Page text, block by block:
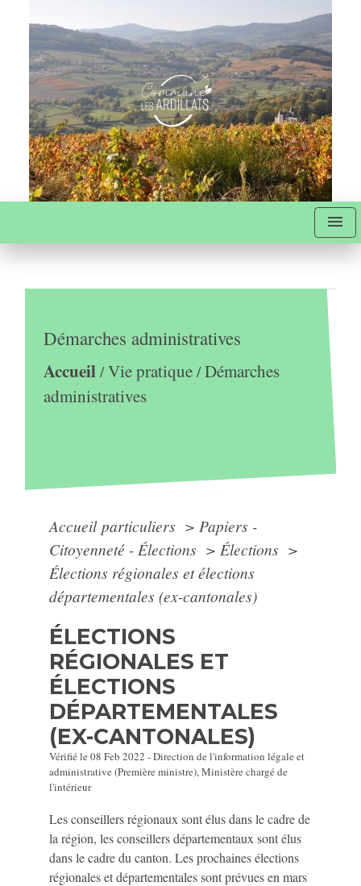
menu
Démarches administratives
Accueil/Vie pratique/Démarches
administratives
Accueil particuliers > Papiers -
Citoyenneté - Élections > Élections >
Élections régionales et élections
départementales (ex-cantonales)
ÉLECTIONS
RÉGIONALES ET
ÉLECTIONS
DÉPARTEMENTALES
(EX-CANTONALES)
Vérifié le 08 Feb 2022 - Direction de l'information légale et
administrative (Première ministre), Ministère chargé de
l'intérieur
Les conseillers régionaux sont élus dans le cadre de
la région, les conseillers départementaux sont élus
dans le cadre du canton. Les prochaines élections
régionales et départementales sont prévues en mars